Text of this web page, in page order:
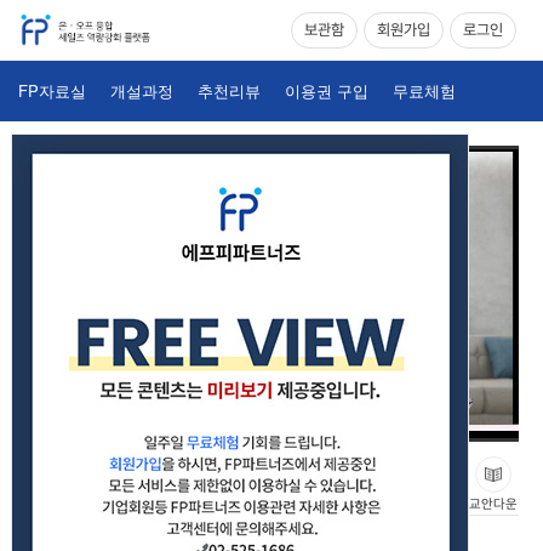
보관함 회원가입 로그인
FP자료실 개설과정 추천리뷰 이용권 구입 무료체험
26_저축성보험 제대로 이해아기_변액.연금
교안다운